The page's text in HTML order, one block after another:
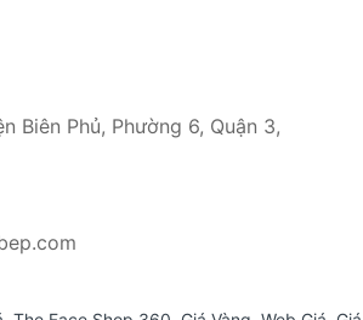
Biên Phủ, Phường 6, Quận 3,